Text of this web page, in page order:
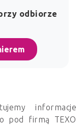
odbiorze
informacje
pod firmą TEXO